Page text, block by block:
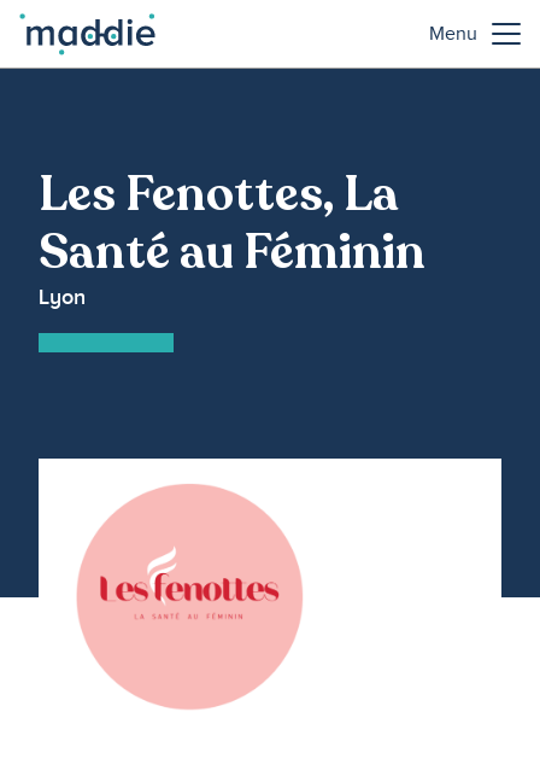
Menu
Les Fenottes, La
Santé au Féminin
Lyon